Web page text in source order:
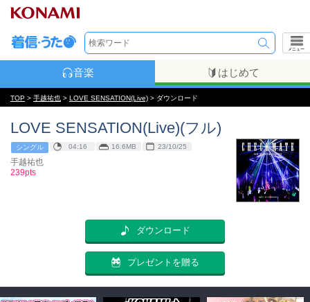
メニュー
音楽 はじめて
TOP > 手越祐也 > LOVE SENSATION(Live) > ダウンロード
LOVE SENSATION(Live)(フル)
シングル 04:16 16.6MB 23/10/25
手越祐也
239pts
ダウンロード
プレゼントを贈る